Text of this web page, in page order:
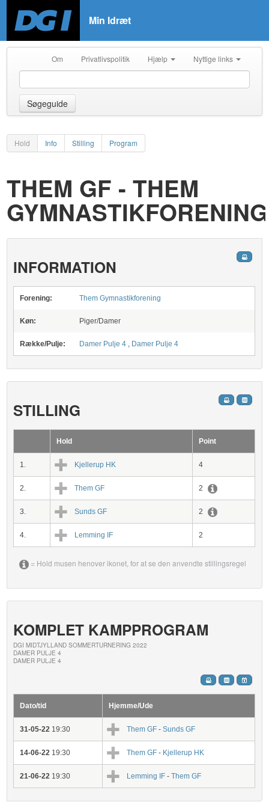
Min Idræt
Om Privatlivspolitik Hjælp Nyttige links
Søgeguide
Hold Info Stilling Program
THEM GF - THEM
GYMNASTIKFORENING
INFORMATION
Forening: Them Gymnastikforening
Køn: Piger/Damer
Række/Pulje: Damer Pulje 4 , Damer Pulje 4
STILLING
Hold Point
1. Kjellerup HK 4
2. Them GF 2
3. Sunds GF 2
4. Lemming IF 2
= Hold musen henover ikonet, for at se den anvendte stillingsregel
KOMPLET KAMPPROGRAM
DGI MIDTJYLLAND SOMMERTURNERING 2022
DAMER PULJE 4
DAMER PULJE 4
Dato/tid Hjemme/Ude
31-05-22 19:30 Them GF -Sunds GF
14-06-22 19:30 Them GF - Kjellerup HK
21-06-22 19:30 Lemming IF -Them GF